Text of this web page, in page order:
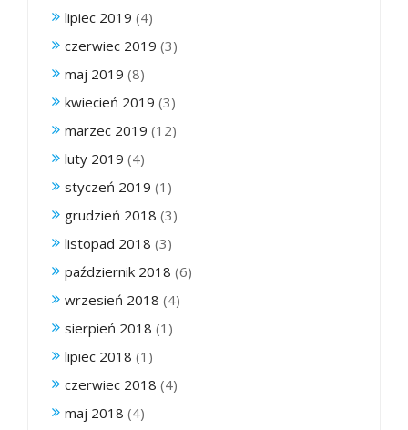
lipiec 2019 (4)
czerwiec 2019 (3)
maj 2019 (8)
kwiecień 2019 (3)
marzec 2019 (12)
luty 2019 (4)
styczeń 2019 (1)
grudzień 2018 (3)
listopad 2018 (3)
październik 2018 (6)
wrzesień 2018 (4)
sierpień 2018 (1)
lipiec 2018 (1)
czerwiec 2018 (4)
maj 2018 (4)